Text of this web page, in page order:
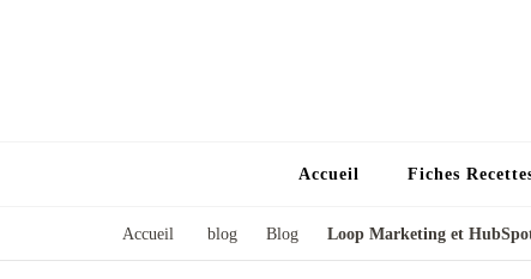
Accueil Fiches
Accueil blog Blog Loop Marketing et